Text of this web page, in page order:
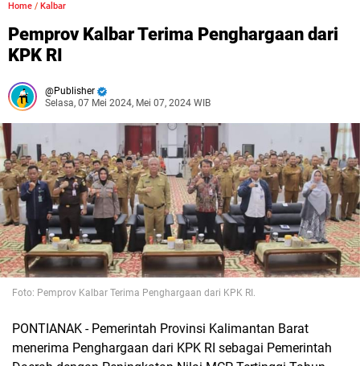
Home / Kalbar
Pemprov Kalbar Terima Penghargaan dari
KPK RI
Publisher
Selasa, 07 Mei 2024, Mei 07, 2024 WIB
Foto: Pemprov Kalbar Terima Penghargaan dari KPK RI.
PONTIANAK - Pemerintah Provinsi Kalimantan Barat
menerima Penghargaan dari KPK RI sebagai Pemerintah